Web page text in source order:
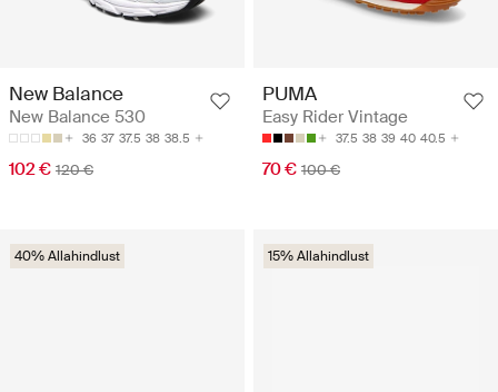
New Balance
New Balance 530
36 37 37.5 38 38.5
102 € 120 €
PUMA
Easy Rider Vintage
37.5 38 39 40 40.5
70 € 100 €
40% Allahindlust 15% Allahindlust